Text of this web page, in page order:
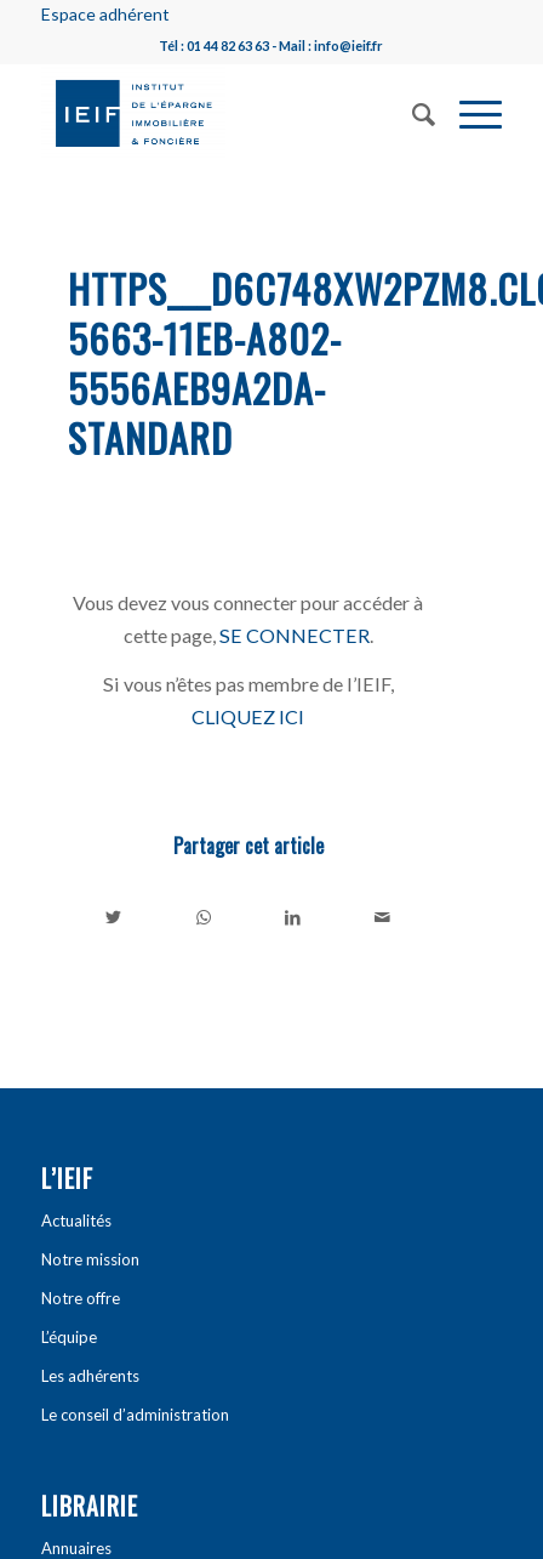
Espace adhérent
Tél : 01 44 82 63 63 - Mail : info@ieif.fr
5663-11EB-A802-
5556AEB9A2DA-
STANDARD
Vous devez vous connecter pour accéder à
cette page, SE CONNECTER
Si vous n’êtes pas membre de l’IEIF,
CLIQUEZ ICI
Partager cet article
L’IEIF
Actualités
Notre mission
Notre offre
L’équipe
Les adhérents
Le conseil d’administration
LIBRAIRIE
Annuaires